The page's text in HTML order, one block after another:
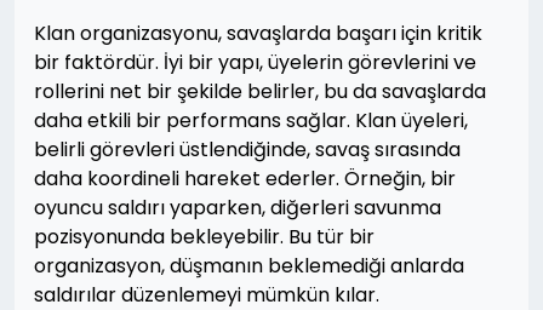
Klan organizasyonu, savaşlarda başarı için kritik
bir faktördür. İyi bir yapı, üyelerin görevlerini ve
rollerini net bir şekilde belirler, bu da savaşlarda
daha etkili bir performans sağlar. Klan üyeleri,
belirli görevleri üstlendiğinde, savaş sırasında
daha koordineli hareket ederler. Örneğin, bir
oyuncu saldırı yaparken, diğerleri savunma
pozisyonunda bekleyebilir. Bu tür bir
organizasyon, düşmanın beklemediği anlarda
saldırılar düzenlemeyi mümkün kılar.